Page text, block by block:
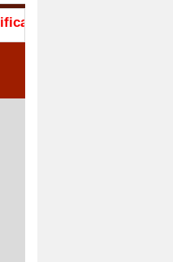
de finale après son